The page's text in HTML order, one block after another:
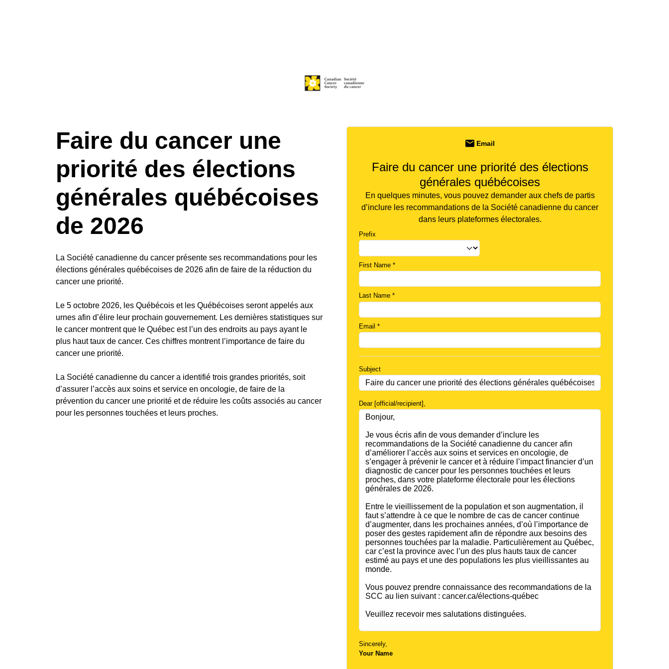
Faire du cancer une
priorité des élections
générales québécoises
de 2026
La Société canadienne du cancer présente ses recommandations pour les
élections générales québécoises de 2026 afin de faire de la réduction du
cancer une priorité.
Le 5 octobre 2026, les Québécois et les Québécoises seront appelés aux
urnes afin d’élire leur prochain gouvernement. Les dernières statistiques sur
le cancer montrent que le Québec est l’un des endroits au pays ayant le
plus haut taux de cancer. Ces chiffres montrent l’importance de faire du
cancer une priorité.
La Société canadienne du cancer a identifié trois grandes priorités, soit
d’assurer l’accès aux soins et service en oncologie, de faire de la
prévention du cancer une priorité et de réduire les coûts associés au cancer
pour les personnes touchées et leurs proches.
Email
Faire du cancer une priorité des élections
générales québécoises
En quelques minutes, vous pouvez demander aux chefs de partis
d’inclure les recommandations de la Société canadienne du cancer
dans leurs plateformes électorales.
Prefix
First Name *
Last Name *
Email *
Subject
Dear [official/recipient]
Sincerely,
Your Name